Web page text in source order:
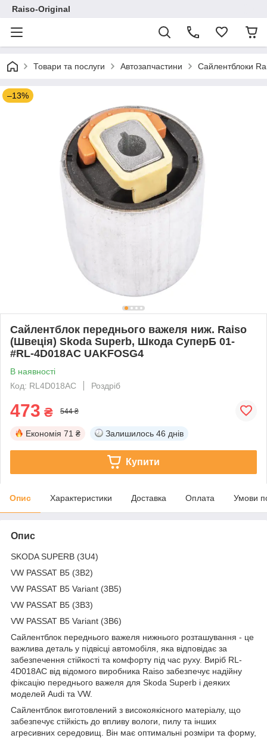
Raiso-Original
Товари та послуги Автозапчастини Сайлентблоки
–13%
Сайлентблок переднього важеля ниж. Raiso
(Швеція) Skoda Superb, Шкода СуперБ 01-
#RL-4D018AC UAKFOSG4
В наявності
Код: RL4D018AC
Роздріб
473 ₴ 544 ₴
Економія 71 ₴ Залишилось 46 днів
Купити
Опис Характеристики Доставка Оплата Умови
Опис
SKODA SUPERB (3U4)
VW PASSAT B5 (3B2)
VW PASSAT B5 Variant (3B5)
VW PASSAT B5 (3B3)
VW PASSAT B5 Variant (3B6)
Сайлентблок переднього важеля нижнього розташування - це
важлива деталь у підвісці автомобіля, яка відповідає за
забезпечення стійкості та комфорту під час руху. Виріб RL-
4D018AC від відомого виробника Raiso забезпечує надійну
фіксацію переднього важеля для Skoda Superb і деяких
моделей Audi та VW.
Сайлентблок виготовлений з високоякісного матеріалу, що
забезпечує стійкість до впливу вологи, пилу та інших
агресивних середовищ. Він має оптимальні розміри та форму,